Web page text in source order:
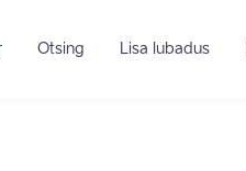
Otsing Lisa lubadus